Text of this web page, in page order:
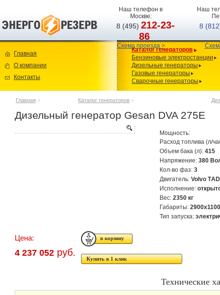
Наш телефон в
Москве:
8 (495)212-23-
86
Схема проезда >
Наш
8
Главная
О компании
Контакты
Каталог генераторов
Бензиновые электростанции
Дизельные генераторы
Газовые генераторы
Сварочные генераторы
Главная > Каталог генераторов >
Дизельный генератор Gesan DVA 275E
Мощность:
Расход топлива (л/
Объем бака (л): 415
Напряжение: 380
Кол-во фаз: 3
Двигатель: Volvo
Исполнение:
Вес: 2350 кг
Габариты:
Тип запуска:
Цена:
4 237 052 руб.
Купить в 1 клик
Технические